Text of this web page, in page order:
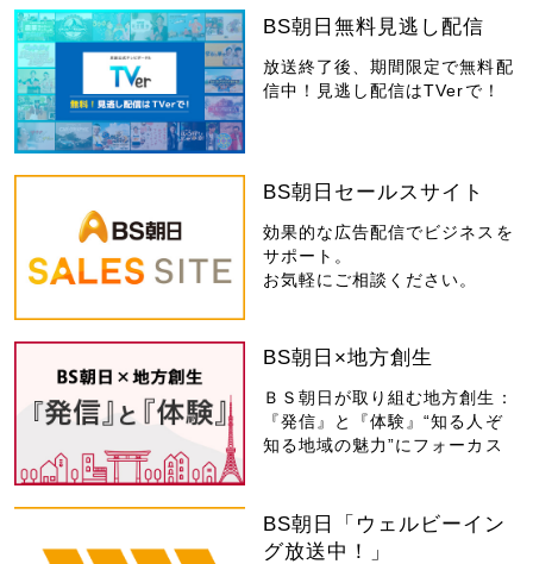
BS朝日無料見逃し配信
放送終了後、期間限定で無料配
信中！見逃し配信はTVerで！
BS朝日セールスサイト
効果的な広告配信でビジネスを
サポート。
お気軽にご相談ください。
BS朝日×地方創生
ＢＳ朝日が取り組む地方創生：
『発信』と『体験』“知る人ぞ
知る地域の魅力”にフォーカス
BS朝日「ウェルビーイン
グ放送中！」